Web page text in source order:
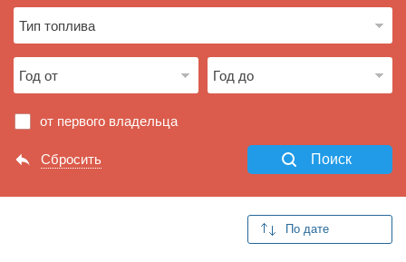
от первого владельца
Сбросить Поиск